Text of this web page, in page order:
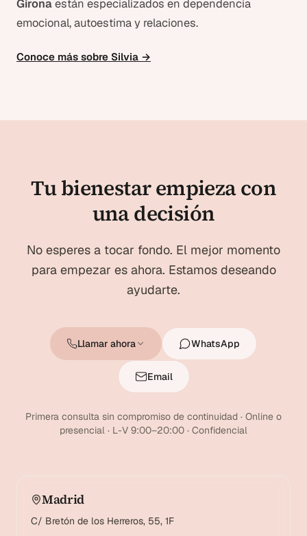
Gironaestán especializados en dependencia
emocional, autoestima y relaciones.
Conoce más sobre Silvia →
Tu bienestar empieza con
una decisión
No esperes a tocar fondo. El mejor momento
para empezar es ahora. Estamos deseando
ayudarte.
Llamar ahora WhatsApp
Email
Primera consulta sin compromiso de continuidad · Online o
presencial · L-V 9:00–20:00 · Confidencial
Madrid
C/ Bretón de los Herreros, 55, 1F